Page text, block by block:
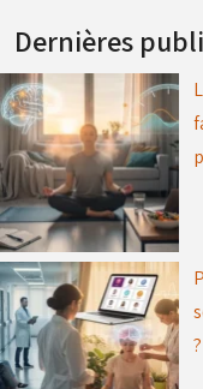
Dernières
?